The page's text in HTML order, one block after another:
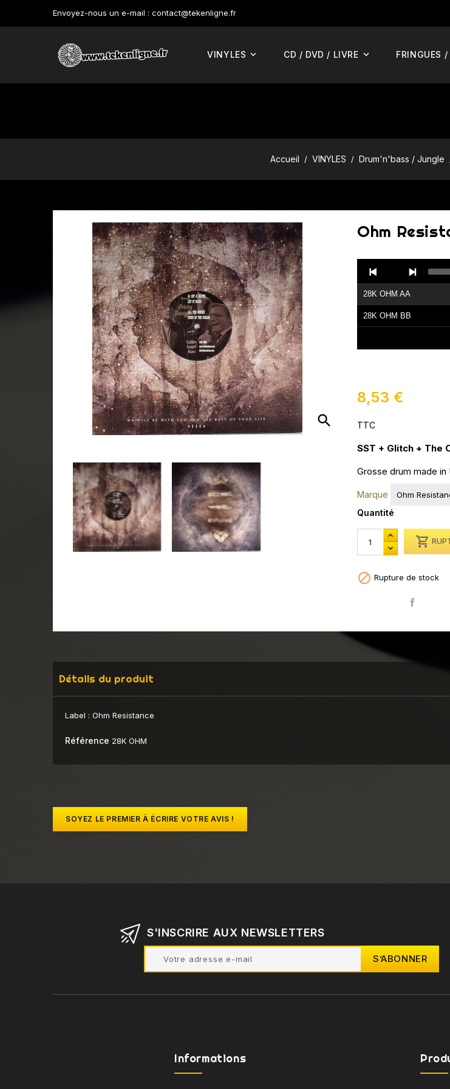
Envoyez-nous un e-mail : contact@tekenligne.fr
VINYLES CD / DVD / LIVRE FRINGUES /
Accueil VINYLES Drum'n'bass / Jungle
search
Ohm
Player
28K OHM AA
28K OHM BB
8,53 €
TTC
SST + Glitch + The
Grosse drum made in
Marque Ohm
Quantité

 Rupture de stock
Détails du produit
Label : Ohm Resistance
Référence 28K OHM
SOYEZ LE PREMIER À ÉCRIRE VOTRE AVIS !
S'INSCRIRE AUX NEWSLETTERS
Informations